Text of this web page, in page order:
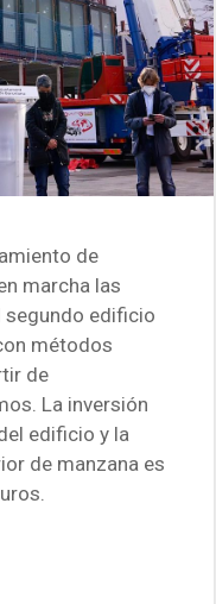
de
marcha las
segundo edificio
métodos
de
La inversión
edificio y la
de manzana es